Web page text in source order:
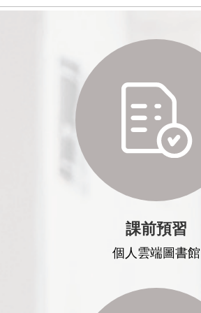
課前預習
個人雲端圖書館